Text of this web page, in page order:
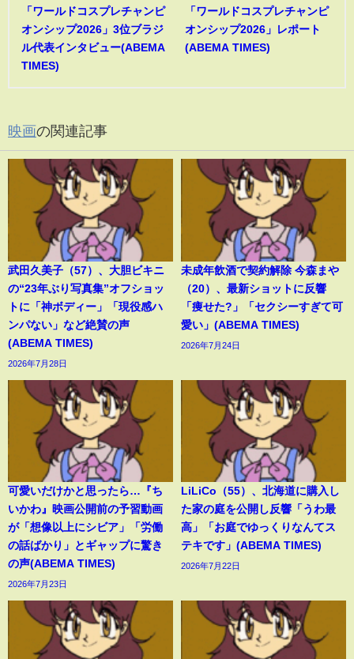
「ワールドコスプレチャンピ
オンシップ2026」3位ブラジ
ル代表インタビュー(ABEMA
TIMES)
「ワールドコスプレチャンピ
オンシップ2026」レポート
(ABEMA TIMES)
映画の関連記事
武田久美子（57）、大胆ビキニ
の“23年ぶり写真集”オフショッ
トに「神ボディー」「現役感ハ
ンパない」など絶賛の声
(ABEMA TIMES)
2026年7月28日
未成年飲酒で契約解除 今森まや
（20）、最新ショットに反響
「痩せた?」「セクシーすぎて可
愛い」(ABEMA TIMES)
2026年7月24日
可愛いだけかと思ったら…『ち
いかわ』映画公開前の予習動画
が「想像以上にシビア」「労働
の話ばかり」とギャップに驚き
の声(ABEMA TIMES)
2026年7月23日
LiLiCo（55）、北海道に購入し
た家の庭を公開し反響「うわ最
高」「お庭でゆっくりなんてス
テキです」(ABEMA TIMES)
2026年7月22日